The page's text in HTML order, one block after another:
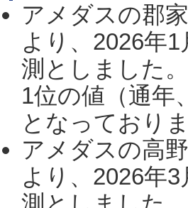
アメダスの郡
より、2026年
測としました
1位の値（通年
となっており
アメダスの高
より、2026年